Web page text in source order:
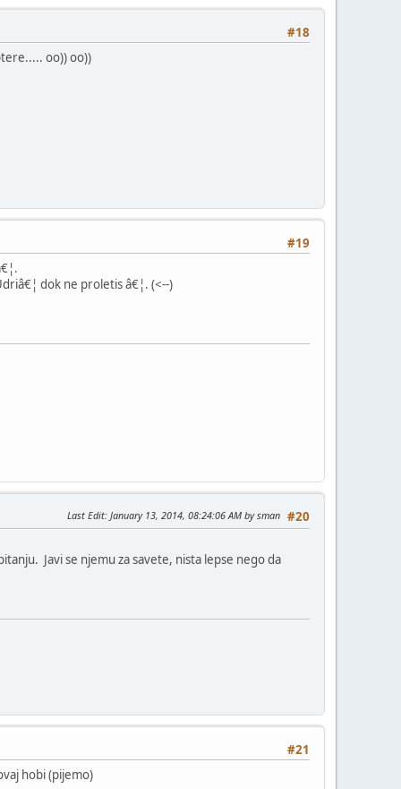
#18
oo)) oo))
#19
dok ne proletis â€¦. (<--)
#20
Last Edit: January 13, 2014, 08:24:06 AM by sman
Javi se njemu za savete, nista lepse nego da
#21
hobi (pijemo)